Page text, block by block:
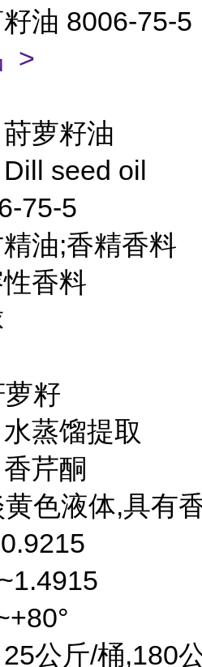
油 8006-75-5
>
莳萝籽油
Dill seed oil
75-5
精油;香精香料
性香料
籽
水蒸馏提取
芹酮
色液体,具有
25公斤/桶,180